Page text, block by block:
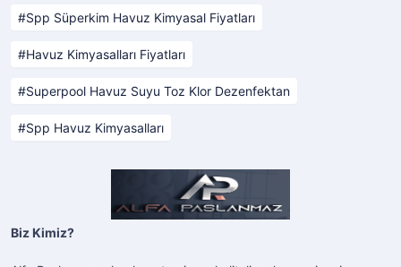
Spp Süperkim Havuz Kimyasal Fiyatları
Havuz Kimyasalları Fiyatları
Superpool Havuz Suyu Toz Klor Dezenfektan
Spp Havuz Kimyasalları
Biz Kimiz?